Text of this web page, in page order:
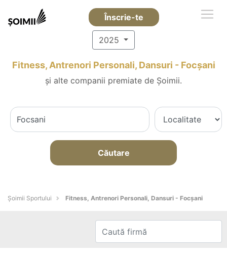
Înscrie-te
2025
Fitness, Antrenori Personali, Dansuri - Focşani
și alte companii premiate de Șoimii.
Căutare
Șoimii Sportului Fitness, Antrenori Personali, Dansuri - Focşani